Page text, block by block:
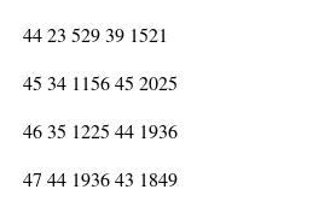
44 23 529 39 1521
45 34 1156 45 2025
46 35 1225 44 1936
47 44 1936 43 1849